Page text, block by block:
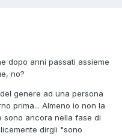
dopo anni passati assieme
no?
genere ad una persona
prima... Almeno io non la
ancora nella fase di
dirgli "sono